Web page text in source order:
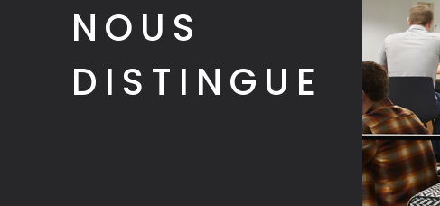
NOUS
DISTINGUE